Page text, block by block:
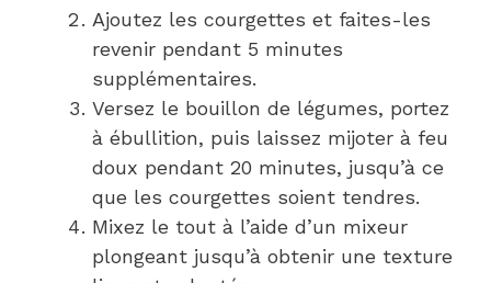
Ajoutez les courgettes et faites-les
revenir pendant 5 minutes
supplémentaires.
Versez le bouillon de légumes, portez
à ébullition, puis laissez mijoter à feu
doux pendant 20 minutes, jusqu’à ce
que les courgettes soient tendres.
Mixez le tout à l’aide d’un mixeur
plongeant jusqu’à obtenir une texture